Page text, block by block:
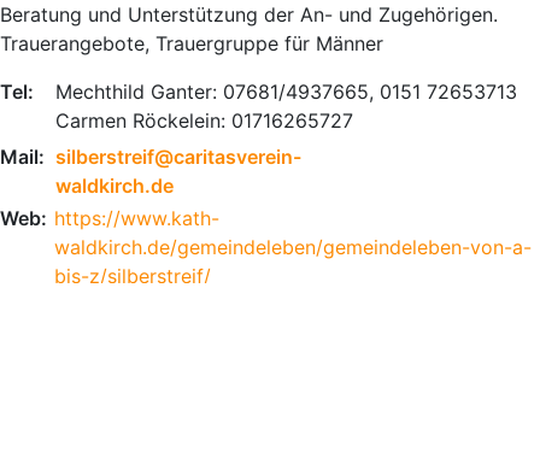
Beratung und Unterstützung der An- und Zugehörigen.
Trauerangebote, Trauergruppe für Männer
Tel:
Mechthild Ganter: 07681/4937665, 0151 72653713
Carmen Röckelein: 01716265727
Mail: silberstreif@caritasverein-
waldkirch.de
Web: https://www.kath-
waldkirch.de/gemeindeleben/gemeindeleben-von-a-
bis-z/silberstreif/